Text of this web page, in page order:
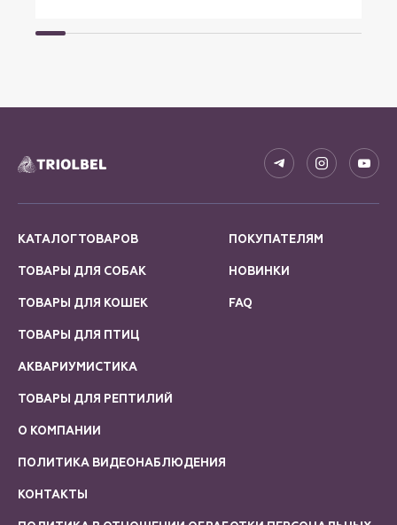
КАТАЛОГ ТОВАРОВ
ТОВАРЫ ДЛЯ СОБАК
ТОВАРЫ ДЛЯ КОШЕК
ТОВАРЫ ДЛЯ ПТИЦ
АКВАРИУМИСТИКА
ТОВАРЫ ДЛЯ РЕПТИЛИЙ
ПОКУПАТЕЛЯМ
НОВИНКИ
FAQ
О КОМПАНИИ
ПОЛИТИКА ВИДЕОНАБЛЮДЕНИЯ
КОНТАКТЫ